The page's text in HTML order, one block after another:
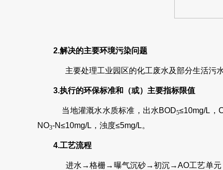
2.解决的主要环境污染问题
主要处理工业园区的化工废水及部分生活污
3.执行的环保标准和（或）主要指标限值
当地灌溉水水质标准，出水BOD5≤10mg/L，
NO3-N≤10mg/L，浊度≤5mg/L。
4.工艺流程
进水→格栅→曝气沉砂→初沉→AO工艺单元